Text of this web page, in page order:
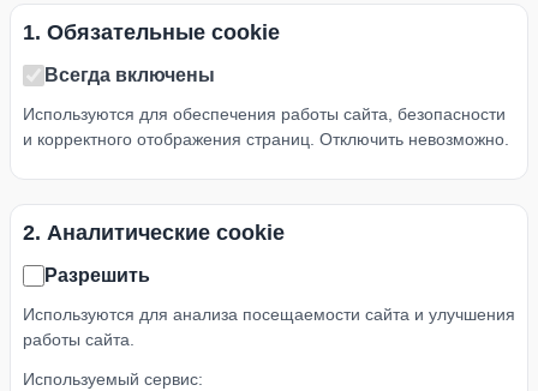
1. Обязательные cookie
Всегда включены
Используются для обеспечения работы сайта, безопасности
и корректного отображения страниц. Отключить невозможно.
2. Аналитические cookie
Разрешить
Используются для анализа посещаемости сайта и улучшения
работы сайта.
Используемый сервис: